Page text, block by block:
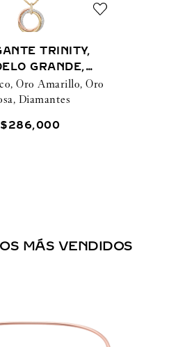
TRINITY,
GRANDE,
SEMIPAVÉ
Oro Amarillo, Oro
Diamantes
$286,000
MÁS VENDIDOS